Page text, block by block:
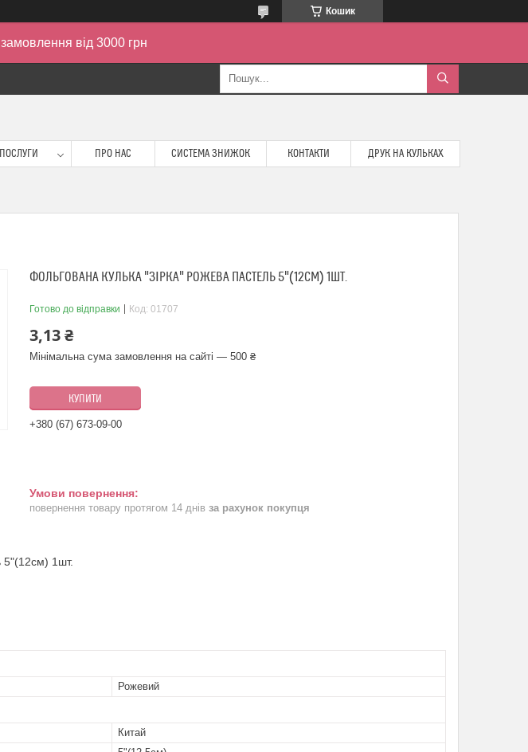
Кошик
від 3000 грн
ПРО НАС СИСТЕМА ЗНИЖОК КОНТАКТИ ДРУК НА КУЛЬКАХ
ФОЛЬГОВАНА КУЛЬКА "ЗІРКА" РОЖЕВА ПАСТЕЛЬ 5"(12СМ) 1ШТ.
Готово до відправки Код: 01707
3,13 ₴
Мінімальна сума замовлення на сайті — 500 ₴
КУПИТИ
+380 (67) 673-09-00
повернення товару протягом 14 днів за рахунок покупця
5"(12см) 1шт.
Рожевий
Китай